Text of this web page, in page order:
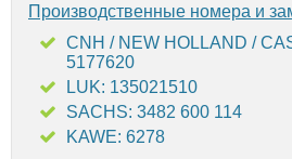
Производственные номера и
CNH / NEW HOLLAND /
5177620
LUK: 135021510
SACHS: 3482 600 114
KAWE: 6278